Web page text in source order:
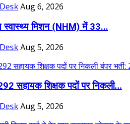
Aug 6, 2026
स्वास्थ्य मिशन (NHM) में 33...
Aug 5, 2026
सहायक शिक्षक पदों पर निकली...
Aug 5, 2026